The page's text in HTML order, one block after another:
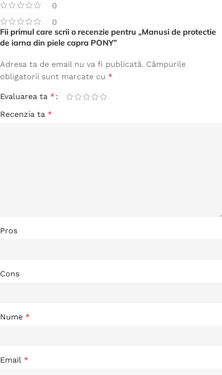
0
0
Fii primul care scrii o recenzie pentru „Manusi de protectie
de iarna din piele capra PONY”
Adresa ta de email nu va fi publicată. Câmpurile
obligatorii sunt marcate cu *
Evaluarea ta *
Recenzia ta *
Pros
Cons
Nume *
Email *